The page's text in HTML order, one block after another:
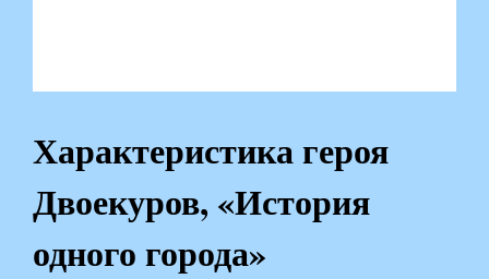
Характеристика героя
Двоекуров, «История
одного города»